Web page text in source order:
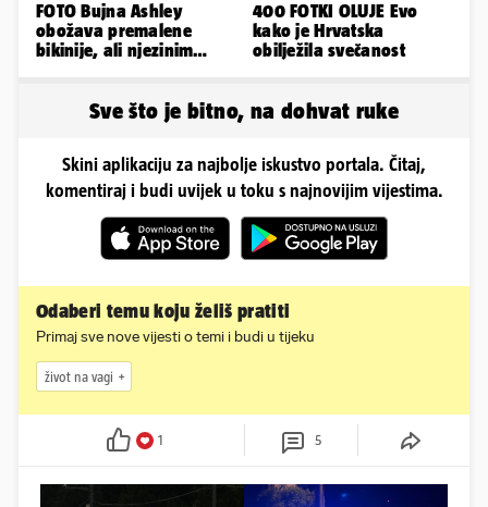
FOTO Bujna Ashley
obožava premalene
bikinije, ali njezinim
400 FOTKI OLUJE Evo
kako je Hrvatska
obilježila svečanost
Sve što je bitno, na dohvat ruke
Skini aplikaciju za najbolje iskustvo portala. Čitaj,
komentiraj i budi uvijek u toku s najnovijim vijestima.
Odaberi temu koju želiš pratiti
Primaj sve nove vijesti o temi i budi u tijeku
život na vagi
1 5